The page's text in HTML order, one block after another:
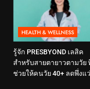
“SELF-CARE IS
HEALTH & WELLNESS
รู้จัก PRESBYOND เลสิค
สำหรับสายตายาวตามวัย
ช่วยให้คนวัย 40+ ลดพึ่งแ